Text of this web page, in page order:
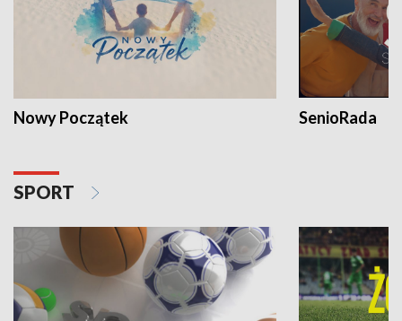
Nowy Początek SenioRada
SPORT